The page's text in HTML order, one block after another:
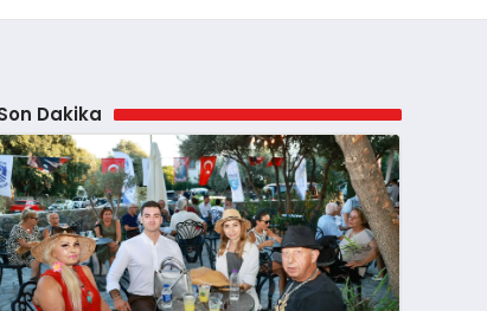
Dakika